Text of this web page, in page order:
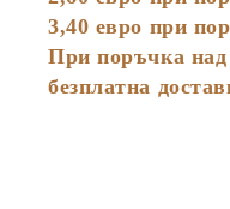
3,40 евро при
При поръчка над
безплатна